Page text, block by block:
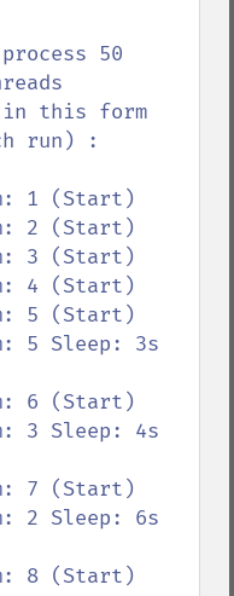
run) :